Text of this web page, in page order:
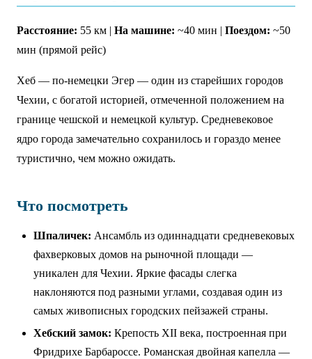
Расстояние: 55 км | На машине: ~40 мин | Поездом: ~50
мин (прямой рейс)
Хеб — по-немецки Эгер — один из старейших городов
Чехии, с богатой историей, отмеченной положением на
границе чешской и немецкой культур. Средневековое
ядро города замечательно сохранилось и гораздо менее
туристично, чем можно ожидать.
Что посмотреть
Шпаличек: Ансамбль из одиннадцати средневековых
фахверковых домов на рыночной площади —
уникален для Чехии. Яркие фасады слегка
наклоняются под разными углами, создавая один из
самых живописных городских пейзажей страны.
Хебский замок: Крепость XII века, построенная при
Фридрихе Барбароссе. Романская двойная капелла —